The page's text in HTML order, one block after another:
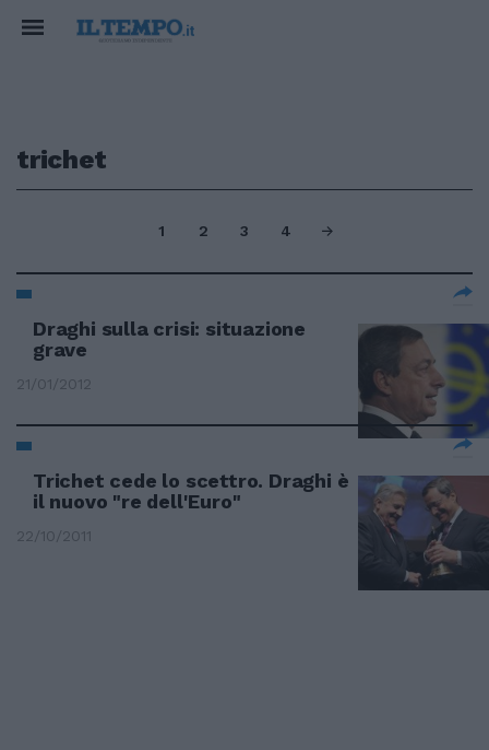
trichet
1 2 3 4
Draghi sulla crisi: situazione
grave
21/01/2012
Trichet cede lo scettro. Draghi è
il nuovo "re dell'Euro"
22/10/2011